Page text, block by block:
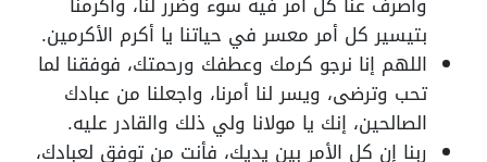
بتيسير كل أمر معسر في حياتنا يا أكرم الأكرمين.
اللهم إنا نرجو كرمك وعطفك ورحمتك، فوفقنا لما
تحب وترضى، ويسر لنا أمرنا، واجعلنا من عبادك
الصالحين، إنك يا مولانا ولي ذلك والقادر عليه.
ربنا إن كل الأمر بين يديك، فأنت من توفق لعبادك،